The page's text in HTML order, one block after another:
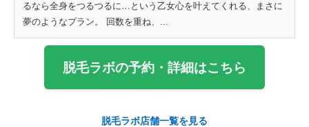
るなら全身をつるつるに…という乙女心を叶えてくれる、まさに
夢のようなプラン。 回数を重ね、...
脱毛ラボの予約・詳細はこちら
脱毛ラボ店舗一覧を見る